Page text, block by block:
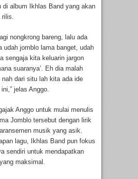
di album Ikhlas Band yang akan
nongkrong bareng, lalu ada
udah jomblo lama banget, udah
sengaja kita keluarin jargon
suaranya’. Eh dia malah
dari situ lah kita ada ide
jelas Anggo.
Anggo untuk mulai menulis
Jomblo tersebut dengan lirik
musik yang asik.
lagu, Ikhlas Band pun fokus
sendiri untuk mendapatkan
maksimal.